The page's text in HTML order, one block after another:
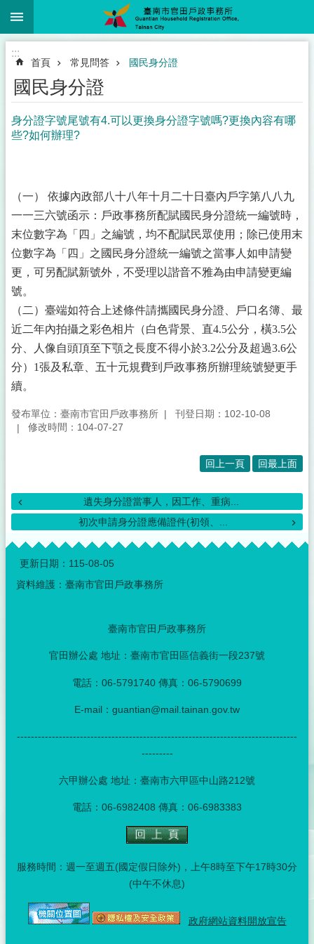
跳到主要內容區塊
:::
首頁 常見問答 國民身分證
國民身分證
身分證字號尾號有4.可以更換身分證字號嗎?更換內容有哪
些?如何辦理?
（一） 依據內政部八十八年十月二十日臺內戶字第八八九
一一三六號函示：戶政事務所配賦國民身分證統一編號時，
末位數字為「四」之編號，均不配賦民眾使用；除已使用末
位數字為「四」之國民身分證統一編號之當事人如申請變
更，可另配賦新號外，不受理以諧音不雅為由申請變更編
號。
（二）臺端如符合上述條件請攜國民身分證、戶口名簿、最
近二年內拍攝之彩色相片（白色背景、直4.5公分，橫3.5公
分、人像自頭頂至下顎之長度不得小於3.2公分及超過3.6公
分）1張及私章、五十元規費到戶政事務所辦理統號變更手
續。
發布單位：臺南市官田戶政事務所
刊登日期：102-10-08
修改時間：104-07-27
回上一頁 回最上面
遺失身分證當事人，因工作、重病...
初次申請身分證應備證件(初領、...
:::
更新日期： 115-08-05
資料維護：臺南市官田戶政事務所
臺南市官田戶政事務所
官田辦公處 地址：臺南市官田區信義街一段237號
電話：06-5791740 傳真：06-5790699
E-mail：guantian@mail.tainan.gov.tw
--------------------------------------------------------------------------------
---------
六甲辦公處 地址：臺南市六甲區中山路212號
電話：06-6982408 傳真：06-6983383
服務時間：週一至週五(國定假日除外)，上午8時至下午17時30分
(中午不休息)
政府網站資料開放宣告